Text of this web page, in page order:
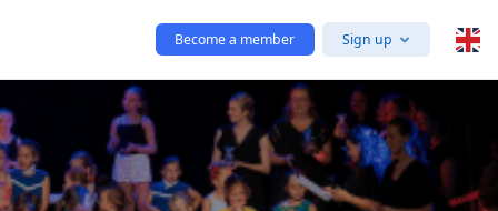
Become a member Sign up